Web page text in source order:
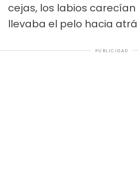
cejas, los labios
llevaba el pelo hacia
PUBLICIDAD